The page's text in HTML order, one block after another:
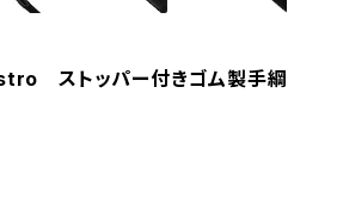
ストッパー付きゴム製手綱